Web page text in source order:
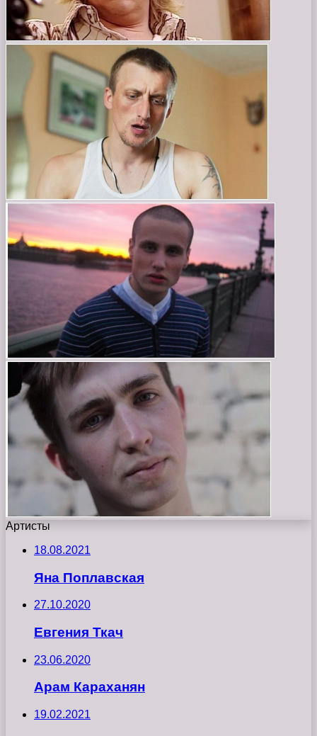
Артисты
18.08.2021
Яна Поплавская
27.10.2020
Евгения Ткач
23.06.2020
Арам Караханян
19.02.2021